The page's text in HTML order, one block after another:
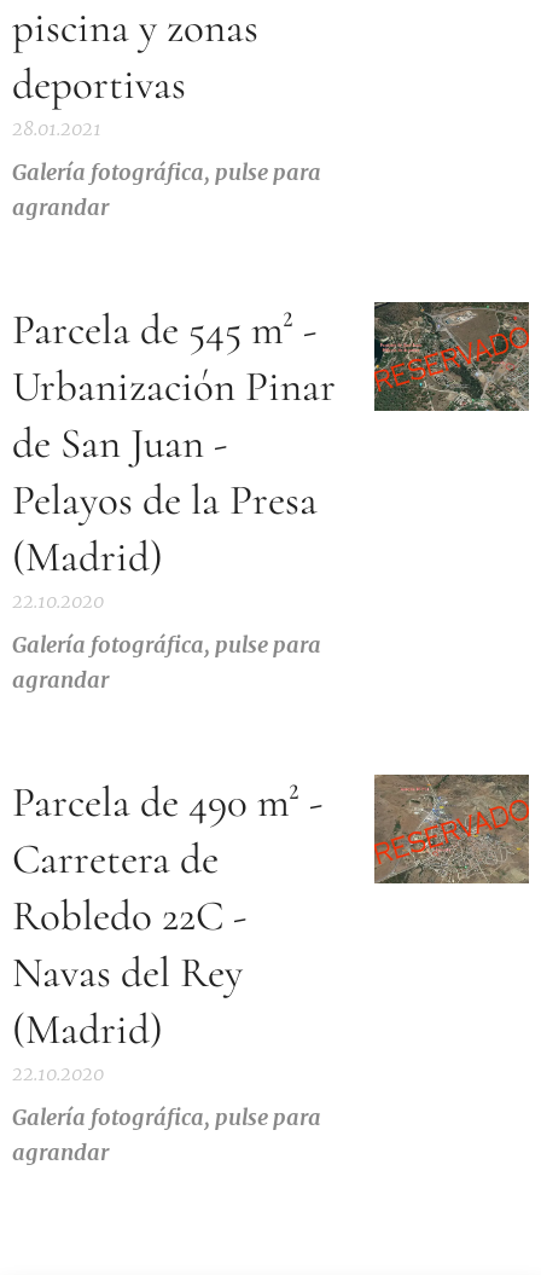
piscina y zonas
deportivas
28.01.2021
Galería fotográfica, pulse para
agrandar
Parcela de 545 m² -
Urbanización Pinar
de San Juan -
Pelayos de la Presa
(Madrid)
22.10.2020
Galería fotográfica, pulse para
agrandar
Parcela de 490 m² -
Carretera de
Robledo 22C -
Navas del Rey
(Madrid)
22.10.2020
Galería fotográfica, pulse para
agrandar